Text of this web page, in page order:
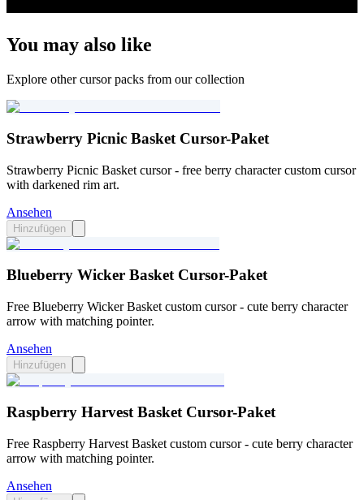
You may also like
Explore other cursor packs from our collection
Strawberry Picnic Basket Cursor-Paket
Strawberry Picnic Basket cursor - free berry character custom cursor
with darkened rim art.
Ansehen
Hinzufügen
Blueberry Wicker Basket Cursor-Paket
Free Blueberry Wicker Basket custom cursor - cute berry character
arrow with matching pointer.
Ansehen
Hinzufügen
Raspberry Harvest Basket Cursor-Paket
Free Raspberry Harvest Basket custom cursor - cute berry character
arrow with matching pointer.
Ansehen